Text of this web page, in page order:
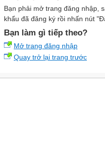
Bạn phải mở trang đăng nhập,
khẩu đã đăng ký rồi nhấn nút
Bạn làm gì tiếp theo?
Mở trang đăng nhập
Quay trở lại trang trước